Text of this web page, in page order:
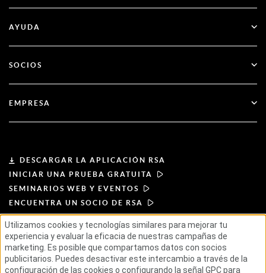
Autenticación multifactor
Servicios financieros
Blog
Documentación
AYUDA
Atención al cliente
SOCIOS
Hágase socio
EMPRESA
Liderazgo
Noticias y prensa
Recursos
Carreras profesionales
DESCARGAR LA APLICACIÓN RSA
INICIAR UNA PRUEBA GRATUITA
SEMINARIOS WEB Y EVENTOS
ENCUENTRA UN SOCIO DE RSA
CONDICIONES DE USO
POLÍTICA DE PRIVACIDAD
ACUERDOS ESTÁNDAR
PRINCIPIOS PARA PROVEEDORES
Utilizamos cookies y tecnologías similares para mejorar tu
experiencia y evaluar la eficacia de nuestras campañas de
marketing. Es posible que compartamos datos con socios
publicitarios. Puedes desactivar este intercambio a través de la
configuración de las cookies o configurando la señal GPC para